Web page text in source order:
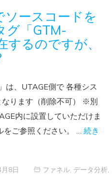
ースコードを
グ「GTM-
するのですが、
は、UTAGE側で 各種シス
ります（削除不可） ※別
内に設置していただけま
ご参照ください。 … 続き
8日 ファネル データ分析